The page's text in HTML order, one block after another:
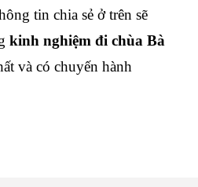
tin chia sẻ ở trên sẽ
kinh nghiệm đi chùa Bà
và có chuyến hành